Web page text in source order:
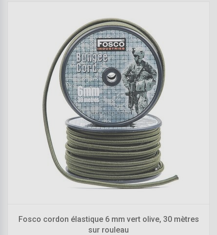
Fosco cordon élastique 6 mm vert olive, 30 mètres
sur rouleau